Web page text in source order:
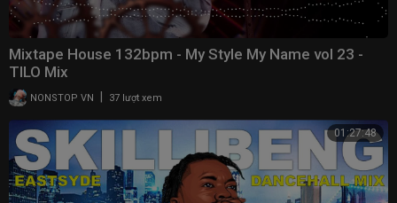
Mixtape House 132bpm - My Style My Name vol 23 -
TILO Mix
NONSTOP VN 37 lượt xem
01:27:48